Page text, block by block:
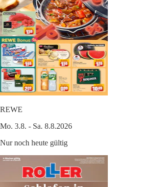
REWE
Mo. 3.8. - Sa. 8.8.2026
Nur noch heute gültig